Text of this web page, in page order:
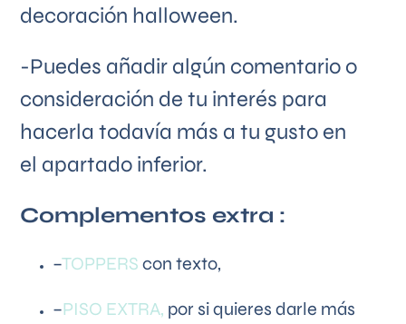
decoración halloween.
-Puedes añadir algún comentario o
consideración de tu interés para
hacerla todavía más a tu gusto en
el apartado inferior.
Complementos extra :
–TOPPERScon texto,
–PISO EXTRA, por si quieres darle más